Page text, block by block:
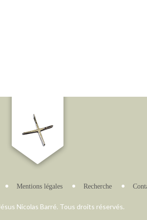
Mentions légales Recherche
Nicolas Barré. Tous droits réservés.